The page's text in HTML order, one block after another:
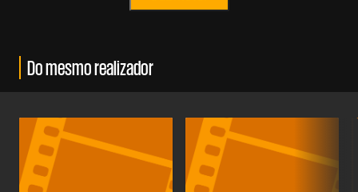
Do mesmo realizador